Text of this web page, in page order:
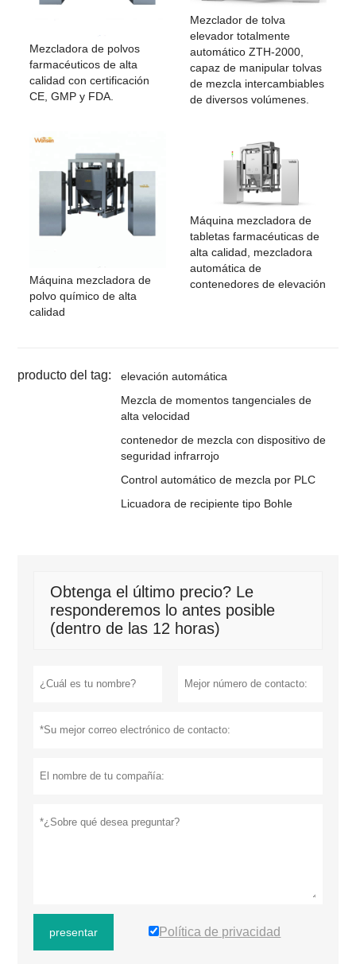
Mezcladora de polvos
farmacéuticos de alta
calidad con certificación
CE, GMP y FDA.
Mezclador de tolva
elevador totalmente
automático ZTH-2000,
capaz de manipular tolvas
de mezcla intercambiables
de diversos volúmenes.
Máquina mezcladora de
polvo químico de alta
calidad
Máquina mezcladora de
tabletas farmacéuticas de
alta calidad, mezcladora
automática de
contenedores de elevación
producto del tag:
elevación automática
Mezcla de momentos tangenciales de
alta velocidad
contenedor de mezcla con dispositivo de
seguridad infrarrojo
Control automático de mezcla por PLC
Licuadora de recipiente tipo Bohle
Obtenga el último precio? Le
responderemos lo antes posible
(dentro de las 12 horas)
presentar Política de privacidad